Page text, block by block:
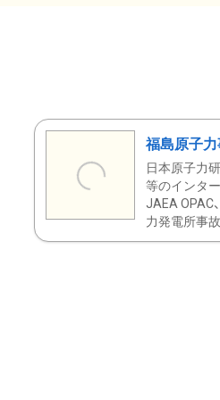
福島原子
日本原子力
等のインタ
JAEA OPAC
力発電所事